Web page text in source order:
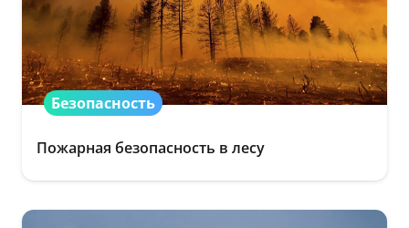
Безопасность
Пожарная безопасность в лесу